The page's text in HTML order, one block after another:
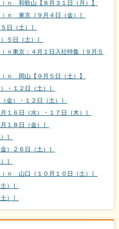
ｎ 和歌山【８月３１日（月）】
ｎ 東京［９月４日（金）］
日（土）］
５日（土）］
ｎ東京：４月１日入社特集［９月５
ｎ 岡山【９月５日（土）】
・１２日（土）］
金）・１２日（土）］
６日（水）・１７日（木）］
１８日（金）］
］
）２６日（土）］
］
ｎ 山口［１０月１０日（土）］
）］
）］